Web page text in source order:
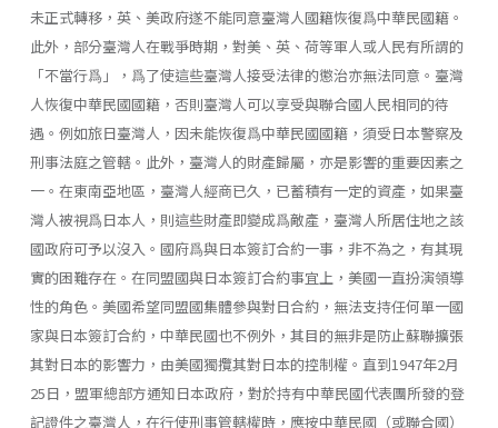
未正式轉移，英、美政府遂不能同意臺灣人國籍恢復爲中華民國籍。
此外，部分臺灣人在戰爭時期，對美、英、荷等軍人或人民有所謂的
「不當行爲」，爲了使這些臺灣人接受法律的懲治亦無法同意。臺灣
人恢復中華民國國籍，否則臺灣人可以享受與聯合國人民相同的待
遇。例如旅日臺灣人，因未能恢復爲中華民國國籍，須受日本警察及
刑事法庭之管轄。此外，臺灣人的財產歸屬，亦是影響的重要因素之
一。在東南亞地區，臺灣人經商已久，已蓄積有一定的資產，如果臺
灣人被視爲日本人，則這些財產即變成爲敵產，臺灣人所居住地之該
國政府可予以沒入。國府爲與日本簽訂合約一事，非不為之，有其現
實的困難存在。在同盟國與日本簽訂合約事宜上，美國一直扮演領導
性的角色。美國希望同盟國集體參與對日合約，無法支持任何單一國
家與日本簽訂合約，中華民國也不例外，其目的無非是防止蘇聯擴張
其對日本的影響力，由美國獨攬其對日本的控制權。直到1947年2月
25日，盟軍總部方通知日本政府，對於持有中華民國代表團所發的登
記證件之臺灣人，在行使刑事管轄權時，應按中華民國（或聯合國）